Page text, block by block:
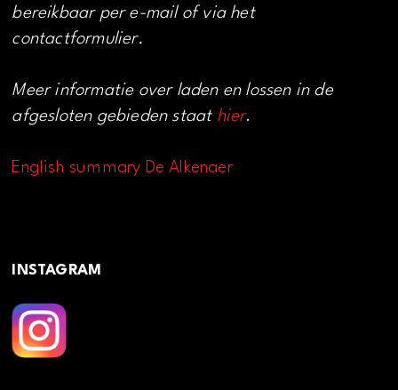
bereikbaar per e-mail of via het
contactformulier.
Meer informatie over laden en lossen in de
afgesloten gebieden staat hier.
English summary De Alkenaer
INSTAGRAM